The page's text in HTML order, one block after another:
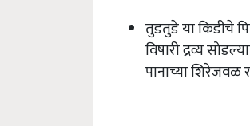
तुडतुडे या किडीचे
विषारी द्रव्य
पानाच्या